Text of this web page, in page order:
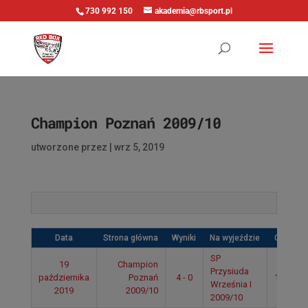
730 992 150 akademia@rbsport.pl
Champion Poznań 2009/10
utworzone przez wrz 5, 2019
Data Strona główna Wyniki Na wyjeździe Czas
19
października
2019
Champion
Poznań
2009/10
4 - 0
SP
Przysiuda
Września I
2009/10
12:20